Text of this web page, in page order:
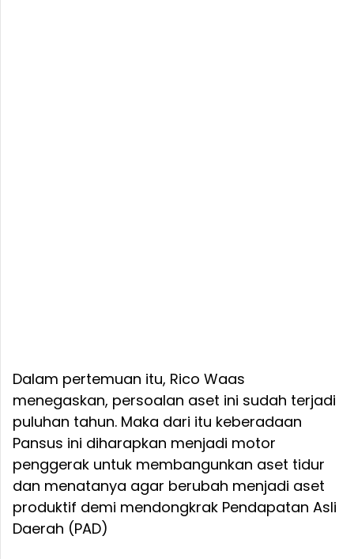
Dalam pertemuan itu, Rico Waas
menegaskan, persoalan aset ini sudah terjadi
puluhan tahun. Maka dari itu keberadaan
Pansus ini diharapkan menjadi motor
penggerak untuk membangunkan aset tidur
dan menatanya agar berubah menjadi aset
produktif demi mendongkrak Pendapatan Asli
Daerah (PAD)